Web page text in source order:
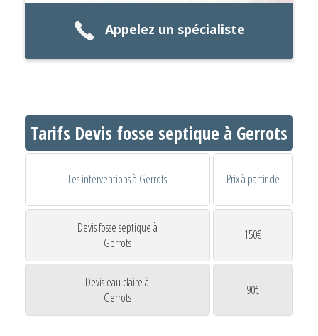
Appelez un spécialiste
Tarifs Devis fosse septique à Gerrots
Les interventions à Gerrots Prix à partir de
Devis fosse septique à
Gerrots
150€
Devis eau claire à
Gerrots
90€